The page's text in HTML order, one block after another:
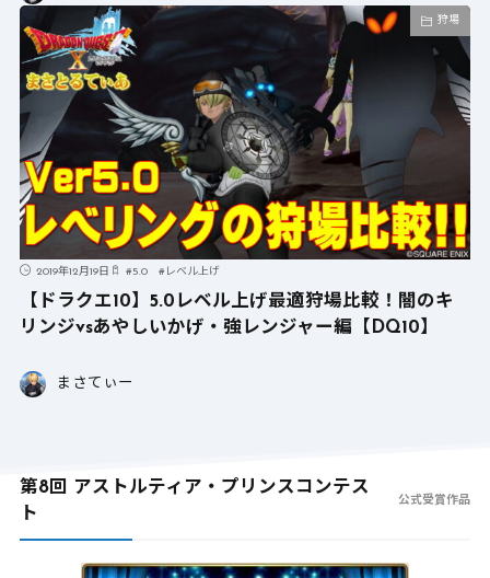
狩場
2019年12月19日 #5.0 # レベル上げ
【ドラクエ10】5.0レベル上げ最適狩場比較！闇のキ
リンジvsあやしいかげ・強レンジャー編【DQ10】
まさてぃー
第8回 アストルティア・プリンスコンテス
ト
公式受賞作品